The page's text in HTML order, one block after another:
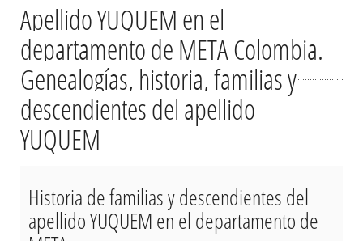
Apellido YUQUEM en el
departamento de META Colombia.
Genealogías, historia, familias y
descendientes del apellido
YUQUEM
Historia de familias y descendientes del
apellido YUQUEM en el departamento de